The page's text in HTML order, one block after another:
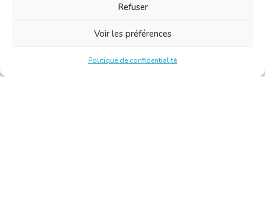
Refuser
Voir les préférences
Politique de confidentialité